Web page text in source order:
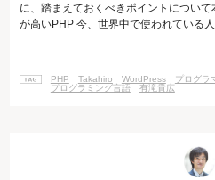
に、踏まえておくべきポイントについ
が高いPHP 今、世界中で使われている
HTMLやCSSの知識がなくても、Web
るためには、PHPのスキルが必要になり
の言語で、簡単なお問い合わせフォーム
PHP Takahiro WordPress プログラ
プログラミング言語
有滝貴広